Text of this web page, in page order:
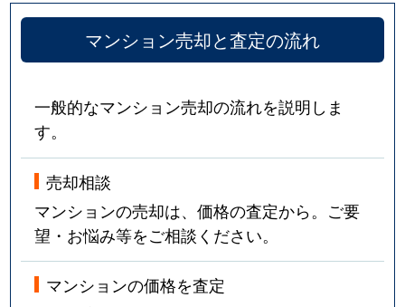
マンション売却と査定の流れ
一般的なマンション売却の流れを説明しま
す。
売却相談
マンションの売却は、価格の査定から。ご要
望・お悩み等をご相談ください。
マンションの価格を査定